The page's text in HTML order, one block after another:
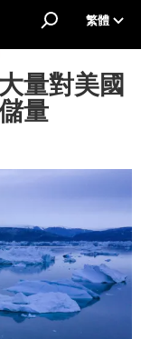
繁體
量對美國
量